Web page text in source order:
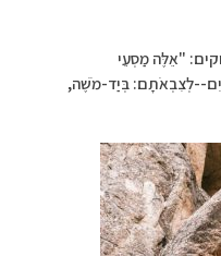
"אֵלֶּה מַסְעֵי
לְצִבְאֹתָם: בְּיַד-מֹשֶׁה,